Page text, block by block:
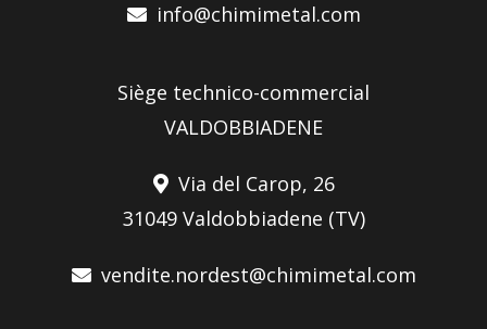
info@chimimetal.com
Siège technico-commercial
VALDOBBIADENE
Via del Carop, 26
31049 Valdobbiadene (TV)
vendite.nordest@chimimetal.com